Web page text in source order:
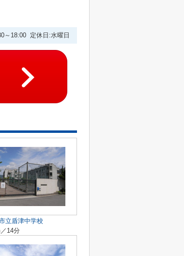
～18:00 定休日:水曜日
立盾津中学校
14分